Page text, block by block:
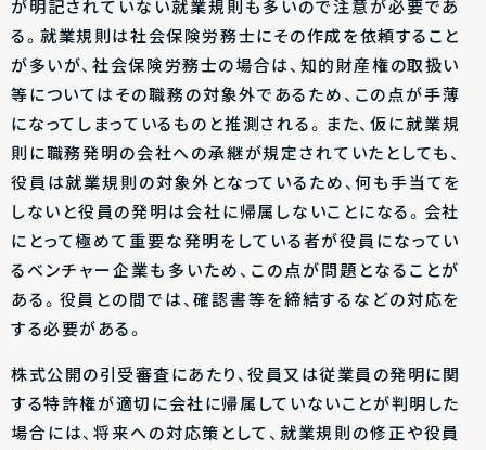
が明記されていない就業規則も多いので注意が必要であ
る。就業規則は社会保険労務士にその作成を依頼すること
が多いが、社会保険労務士の場合は、知的財産権の取扱い
等についてはその職務の対象外であるため、この点が手薄
になってしまっているものと推測される。また、仮に就業規
則に職務発明の会社への承継が規定されていたとしても、
役員は就業規則の対象外となっているため、何も手当てを
しないと役員の発明は会社に帰属しないことになる。会社
にとって極めて重要な発明をしている者が役員になってい
るベンチャー企業も多いため、この点が問題となることが
ある。役員との間では、確認書等を締結するなどの対応を
する必要がある。
株式公開の引受審査にあたり、役員又は従業員の発明に関
する特許権が適切に会社に帰属していないことが判明した
場合には、将来への対応策として、就業規則の修正や役員